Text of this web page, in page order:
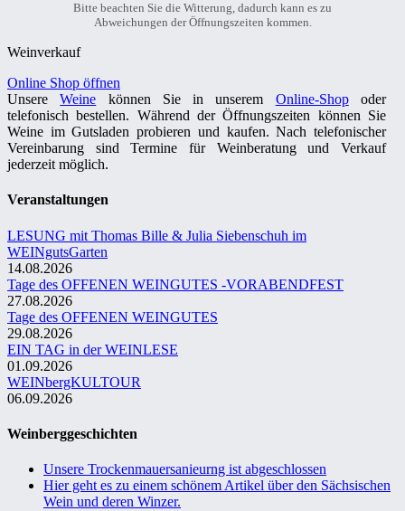
Bitte beachten Sie die Witterung, dadurch kann es zu
Abweichungen der Öffnungszeiten kommen.
Weinverkauf
Online Shop öffnen
UnsereWeine können Sie in unserem Online-Shopoder
telefonisch bestellen. Während der Öffnungszeiten können Sie
Weine im Gutsladen probieren und kaufen. Nach telefonischer
Vereinbarung sind Termine für Weinberatung und Verkauf
jederzeit möglich.
Veranstaltungen
LESUNG mit Thomas Bille & Julia Siebenschuh im
WEINgutsGarten
14.08.2026
Tage des OFFENEN WEINGUTES -VORABENDFEST
27.08.2026
Tage des OFFENEN WEINGUTES
29.08.2026
EIN TAG in der WEINLESE
01.09.2026
WEINbergKULTOUR
06.09.2026
Weinberggeschichten
Unsere Trockenmauersanieurng ist abgeschlossen
Hier geht es zu einem schönem Artikel über den Sächsischen
Wein und deren Winzer.